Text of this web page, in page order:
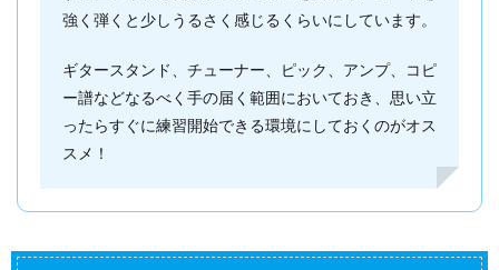
強く弾くと少しうるさく感じるくらいにしています。
ギタースタンド、チューナー、ピック、アンプ、コピ
ー譜などなるべく手の届く範囲においておき、思い立
ったらすぐに練習開始できる環境にしておくのがオス
スメ！